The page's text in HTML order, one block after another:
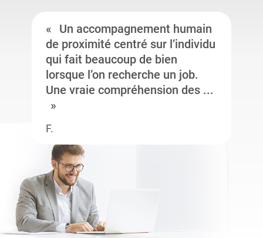
Un accompagnement humain
de proximité centré sur l’individu
qui fait beaucoup de bien
lorsque l’on recherche un job.
Une vraie compréhension des ...
F.